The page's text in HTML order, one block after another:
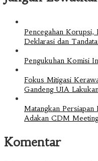
Pencegahan Korupsi,
Deklarasi dan
Pengukuhan Komisi
Fokus Mitigasi
Gandeng UIA
Matangkan
Adakan CDM
Komentar